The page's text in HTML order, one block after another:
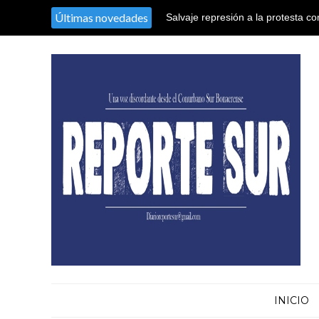
Últimas novedades
Salvaje represión a la protesta
El nieto recuperado N° 128
INICIO